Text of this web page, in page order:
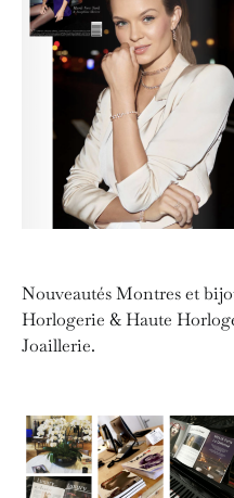
Nouveautés Montres et
Horlogerie & Haute
Joaillerie.